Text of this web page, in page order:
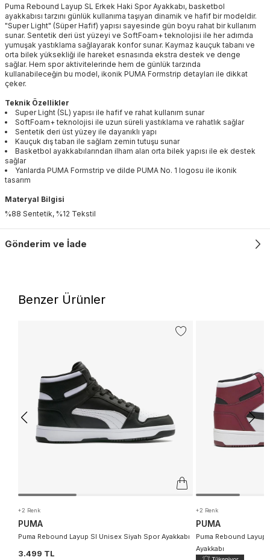
Puma Rebound Layup SL Erkek Haki Spor Ayakkabı, basketbol
ayakkabısı tarzını günlük kullanıma taşıyan dinamik ve hafif bir modeldir.
"Super Light" (Süper Hafif) yapısı sayesinde gün boyu rahat bir kullanım
sunar. Sentetik deri üst yüzeyi ve SoftFoam+ teknolojisi ile her adımda
yumuşak yastıklama sağlayarak konfor sunar. Kaymaz kauçuk tabanı ve
orta bilek yüksekliği ile hareket esnasında ekstra destek ve denge
sağlar. Hem spor aktivitelerinde hem de günlük tarzında
kullanabileceğin bu model, ikonik PUMA Formstrip detayları ile dikkat
çeker.
Teknik Özellikler
Super Light (SL) yapısı ile hafif ve rahat kullanım sunar
SoftFoam+ teknolojisi ile uzun süreli yastıklama ve rahatlık sağlar
Sentetik deri üst yüzey ile dayanıklı yapı
Kauçuk dış taban ile sağlam zemin tutuşu sunar
Basketbol ayakkabılarından ilham alan orta bilek yapısı ile ek destek
sağlar
Yanlarda PUMA Formstrip ve dilde PUMA No. 1 logosu ile ikonik
tasarım
Materyal Bilgisi
%88 Sentetik, %12 Tekstil
Gönderim ve İade
Benzer Ürünler
+2 Renk
PUMA
Puma Rebound Layup Sl Unisex Siyah Spor Ayakkabı
3.499 TL
+2 Renk
PUMA
Puma Rebound
Ayakkabı